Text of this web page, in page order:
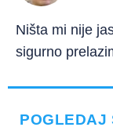
Ništa mi nije
sigurno
POGLEDAJ